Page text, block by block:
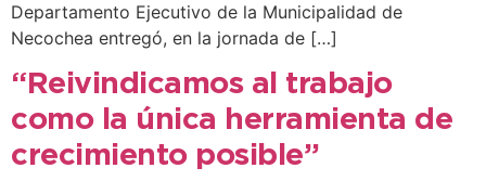
Departamento Ejecutivo de la Municipalidad de
Necochea entregó, en la jornada de […]
“Reivindicamos al trabajo
como la única herramienta de
crecimiento posible”